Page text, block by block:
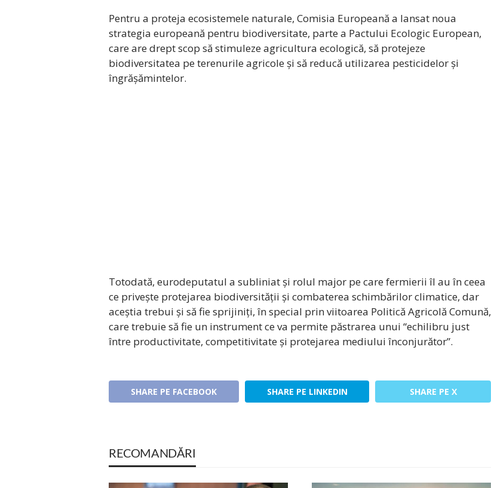
Pentru a proteja ecosistemele naturale, Comisia Europeană a lansat noua
strategia europeană pentru biodiversitate, parte a Pactului Ecologic European,
care are drept scop să stimuleze agricultura ecologică, să protejeze
biodiversitatea pe terenurile agricole și să reducă utilizarea pesticidelor și
îngrășămintelor.
Totodată, eurodeputatul a subliniat și rolul major pe care fermierii îl au în ceea
ce privește protejarea biodiversității și combaterea schimbărilor climatice, dar
aceștia trebui și să fie sprijiniți, în special prin viitoarea Politică Agricolă Comună,
care trebuie să fie un instrument ce va permite păstrarea unui “echilibru just
între productivitate, competitivitate și protejarea mediului înconjurător”.
SHARE PE FACEBOOK SHARE PE LINKEDIN SHARE PE X
RECOMANDĂRI